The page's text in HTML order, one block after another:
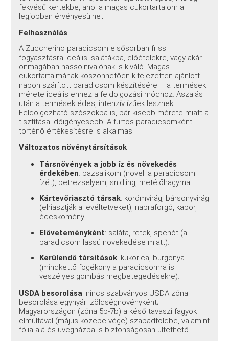
fekvésű kertekbe, ahol a magas cukortartalom a
legjobban érvényesülhet.
Felhasználás
A Zuccherino paradicsom elsősorban friss
fogyasztásra ideális: salátákba, előételekre, vagy akár
önmagában nassolnivalónak is kiváló. Magas
cukortartalmának köszönhetően kifejezetten ajánlott
napon szárított paradicsom készítésére – a termések
mérete ideális ehhez a feldolgozási módhoz. Aszalás
után a termések édes, intenzív ízűek lesznek.
Feldolgozható szószokba is, bár kisebb mérete miatt a
tisztítása időigényesebb. A fürtös paradicsomként
történő értékesítésre is alkalmas.
Változatos növénytársítások
Társnövények a jobb íz és növekedés
érdekében: bazsalikom (növeli a paradicsom
ízét), petrezselyem, snidling, metélőhagyma.
Kártevőriasztó társak: körömvirág, bársonyvirág
(elriasztják a levéltetveket), napraforgó, kapor,
édeskömény.
Előveteményként: saláta, retek, spenót (a
paradicsom lassú növekedése miatt).
Kerülendő társítások: kukorica, burgonya
(mindkettő fogékony a paradicsomra is
veszélyes gombás megbetegedésekre).
USDA besorolása: nincs szabványos USDA zóna
besorolása egynyári zöldségnövényként;
Magyarországon (zóna 5b-7b) a késő tavaszi fagyok
elmúltával (május közepe-vége) szabadföldbe, valamint
fólia alá és üvegházba is biztonságosan ültethető.